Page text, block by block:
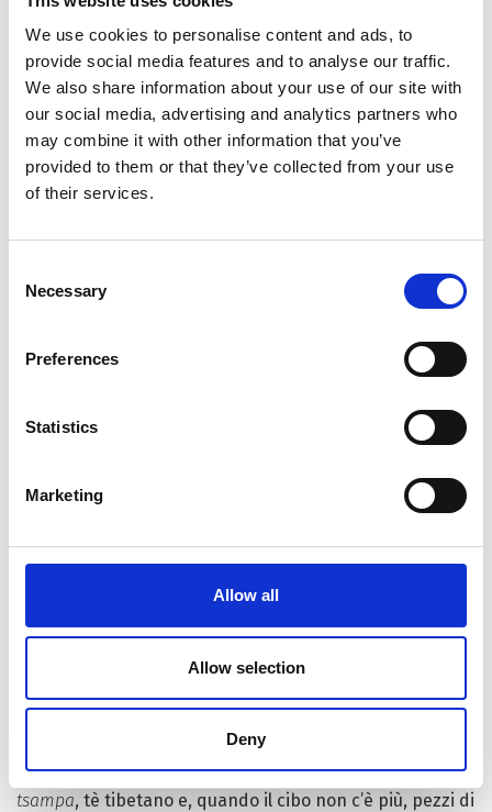
We use cookies to personalise content and ads, to
provide social media features and to analyse our traffic.
We also share information about your use of our site with
our social media, advertising and analytics partners who
may combine it with other information that you’ve
provided to them or that they’ve collected from your use
of their services.
Selection
Necessary
Preferences
Statistics
Marketing
Allow all
Allow selection
Deny
caverna del maestro. Che le darà anche il nome
iniziatico: “Lampada di saggezza”. Il terzo, per tutta la
vita, sarà con l’allora quindicenne Lama Aphur Yongden
– magnifico compagno di avventure che, nel 1929,
diventerà suo figlio adottivo.
Problema: dopo 5 tentativi e altrettante espulsioni da
parte delle autorità britanniche, come raggiungere la
Città Proibita? Traendo ispirazione da un monaco
giapponese incontrato nel 1901 e che ci è riuscito
fingendosi un pellegrino: travestita da mendicante
Aphur. Cenere umida sul viso e sulle mani per apparire
più scura, 19 ore al giorno di camminata anche a 5mila
metri, meditazionetummoper reggere il freddo,
tsampa, tè tibetano e, quando il cibo non c’è più, pezzi di